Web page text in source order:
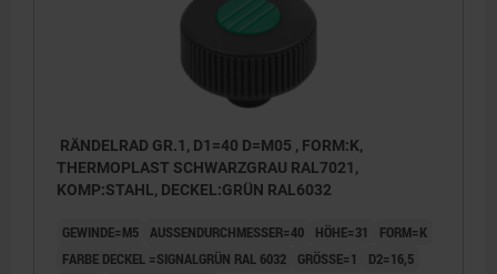
RÄNDELRAD GR.1, D1=40 D=M05 , FORM:K,
THERMOPLAST SCHWARZGRAU RAL7021,
KOMP:STAHL, DECKEL:GRÜN RAL6032
GEWINDE=M5 AUSSENDURCHMESSER=40 HÖHE=31
FORM=K
FARBE DECKEL =SIGNALGRÜN RAL 6032
GRÖSSE=1
D2=16,5